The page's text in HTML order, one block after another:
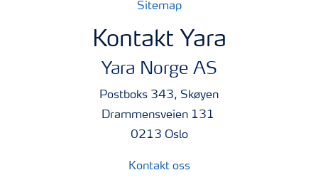
Sitemap
Kontakt Yara
Yara Norge AS
Postboks 343, Skøyen
Drammensveien 131
0213 Oslo
Kontakt oss